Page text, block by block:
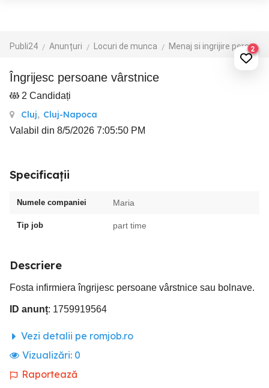
Publi24 Anunțuri Locuri de munca Menaj si ingrijire persoane2
Îngrijesc persoane vârstnice
2 Candidați
Cluj, Cluj-Napoca
Valabil din 8/5/2026 7:05:50 PM
Specificații
Numele companiei Maria
Tip job part time
Descriere
Fosta infirmiera îngrijesc persoane vârstnice sau bolnave.
ID anunț: 1759919564
Vezi detalii pe romjob.ro
Vizualizări: 0
Raportează